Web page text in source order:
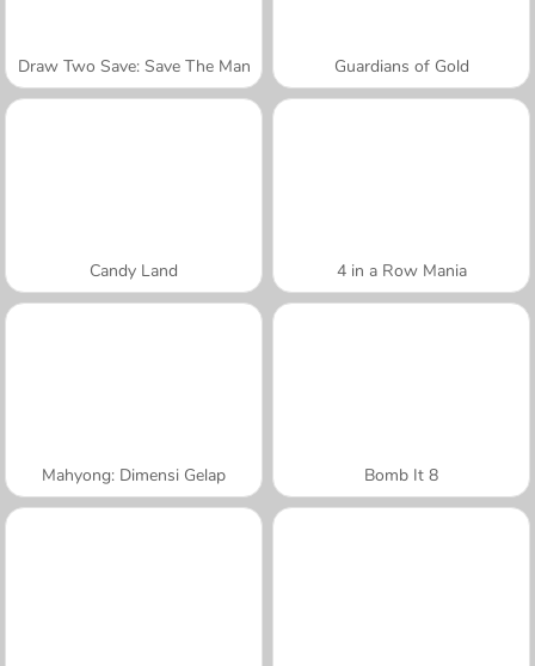
Draw Two Save: Save The Man Guardians of Gold
Candy Land 4 in a Row Mania
Mahyong: Dimensi Gelap Bomb It 8